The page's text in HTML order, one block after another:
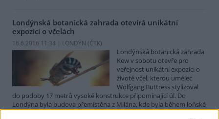
Londýnská botanická zahrada otevírá unikátní
expozici o včelách
16.6.2016 11:34 | LONDÝN (ČTK)
Londýnská botanická zahrada
Kew v sobotu otevře pro
veřejnost unikátní expozici o
životě včel, kterou umělec
Wolfgang Buttress stylizoval
do podoby 17 metrů vysoké konstrukce připomínající úl. Do
Londýna byla budova přemístěna z Milána, kde byla během loňské
světové výstavy Expo 2015 středobodem britského pavilonu.